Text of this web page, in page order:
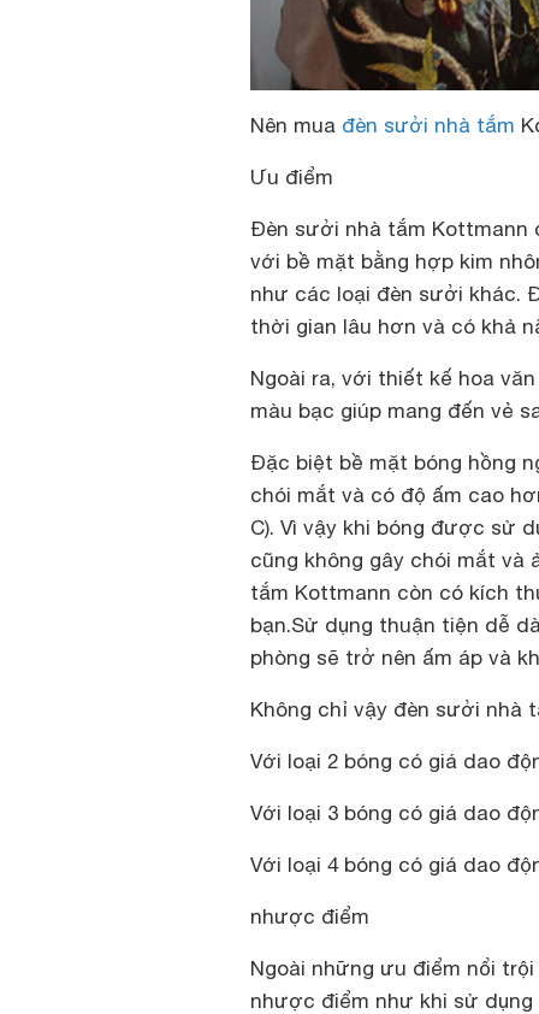
Nên mua đèn sưởi nhà tắm
Ưu điểm
Đèn sưởi nhà tắm
với bề mặt bằng hợp kim
như các loại đèn sưởi khác.
thời gian lâu hơn và có khả
Ngoài ra, với thiết kế hoa
màu bạc giúp mang đến vẻ
Đặc biệt bề mặt bóng hồng
chói mắt và có độ ấm cao
C). Vì vậy khi bóng được sử
cũng không gây chói mắt và
tắm Kottmann còn có kích
bạn.Sử dụng thuận tiện dễ
phòng sẽ trở nên ấm áp và
Không chỉ vậy đèn sưởi
Với loại 2 bóng có giá dao
Với loại 3 bóng có giá dao
Với loại 4 bóng có giá dao
nhược điểm
Ngoài những ưu điểm nổi
nhược điểm như khi sử